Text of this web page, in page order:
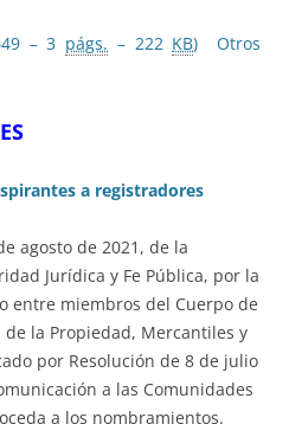
– 3 págs. – 222 KB)
Otros
a registradores
agosto de 2021, de la
Jurídica y Fe Pública, por la
entre miembros del Cuerpo de
la Propiedad, Mercantiles y
por Resolución de 8 de julio
a las Comunidades
a los nombramientos.